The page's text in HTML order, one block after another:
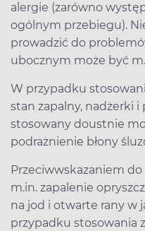
alergie (zarówno
ogólnym przebiegu).
prowadzić do
ubocznym może być
W przypadku
stan zapalny, nadżerki i
stosowany doustnie
podrażnienie błony
Przeciwwskazaniem
m.in. zapalenie
na jod i otwarte rany w
przypadku stosowania